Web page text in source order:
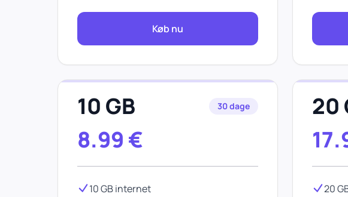
Køb nu
10 GB 30 dage
8.99 €
10 GB internet
20
20